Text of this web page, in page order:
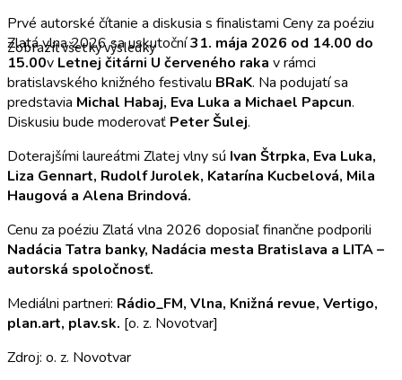
Zobraziť všetky výsledky
Prvé autorské čítanie a diskusia s finalistami Ceny za poéziu
Zlatá vlna 2026 sa uskutoční31. mája 2026 od 14.00 do
15.00v Letnej čitárni U červeného raka v rámci
bratislavského knižného festivalu BRaK. Na podujatí sa
predstavia Michal Habaj, Eva Luka a Michael Papcun.
Diskusiu bude moderovať Peter Šulej.
Doterajšími laureátmi Zlatej vlny sú Ivan Štrpka, Eva Luka,
Liza Gennart, Rudolf Jurolek, Katarína Kucbelová, Mila
Haugová a Alena Brindová.
Cenu za poéziu Zlatá vlna 2026 doposiaľ finančne podporili
Nadácia Tatra banky, Nadácia mesta Bratislava a LITA –
autorská spoločnosť.
Mediálni partneri: Rádio_FM, Vlna, Knižná revue, Vertigo,
plan.art, plav.sk. [o. z. Novotvar]
Zdroj: o. z. Novotvar